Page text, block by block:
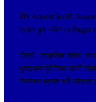
चीन नेपालका हिमाली
प्रयोग हुन नदिने प्रतिबद्धता
दोस्रोः प्राकृतिक
मुस्ताङमा युरेनियम खानी
निर्माणमा प्रयोग गर्ने